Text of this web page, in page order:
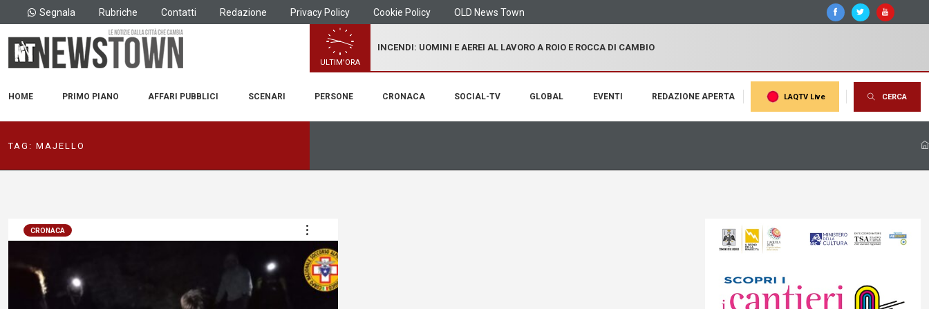
Segnala Rubriche Contatti Redazione Privacy Policy Cookie Policy OLD News Town
ULTIM'ORA
INCENDI: UOMINI E AEREI AL LAVORO A ROIO E ROCCA DI CAMBIO
HOME PRIMO PIANO AFFARI PUBBLICI SCENARI PERSONE CRONACA SOCIAL-TV GLOBAL EVENTI REDAZIONE APERTA LAQTV Live CERCA
TAG: MAJELLO
CRONACA